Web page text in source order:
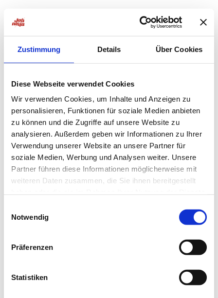
Zustimmung Details Über Cookies
Diese Webseite verwendet Cookies
Wir verwenden Cookies, um Inhalte und Anzeigen zu
personalisieren, Funktionen für soziale Medien anbieten
zu können und die Zugriffe auf unsere Website zu
analysieren. Außerdem geben wir Informationen zu Ihrer
Verwendung unserer Website an unsere Partner für
soziale Medien, Werbung und Analysen weiter. Unsere
Partner führen diese Informationen möglicherweise mit
weiteren Daten zusammen, die Sie ihnen bereitgestellt
Notwendig
Präferenzen
Statistiken
loadingjobninja.com
for more